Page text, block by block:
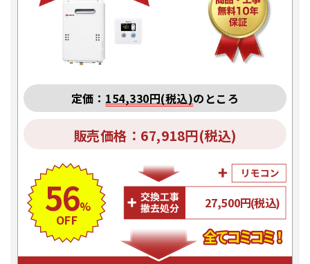
定価： 154,330円(税込)のところ
販売価格：67,918円(税込)
56%
OFF
27,500円(税込)